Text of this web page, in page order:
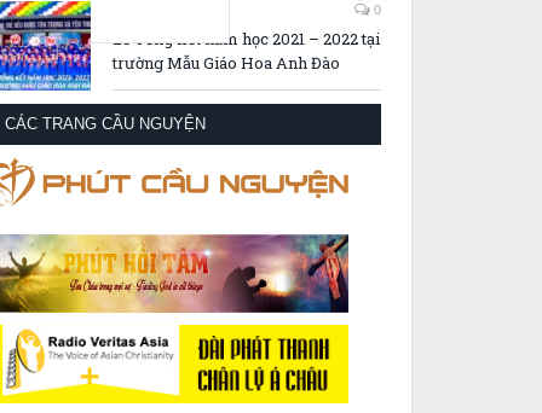
0
Lễ Tổng kết năm học 2021 – 2022 tại
trường Mẫu Giáo Hoa Anh Đào
CÁC TRANG CẦU NGUYỆN